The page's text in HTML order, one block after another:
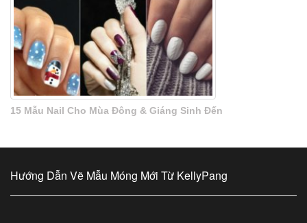
15 Mẫu Nail Cho Mùa Đông & Giáng Sinh Đến
Hướng Dẫn Vẽ Mẫu Móng Mới Từ KellyPang